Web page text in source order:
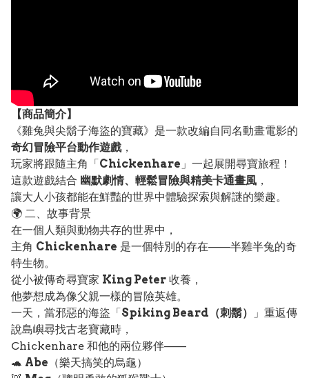
【商品簡介】
《雞兔與尖鬍子海盜的寶藏》是一款改編自同名動畫電影的
奇幻冒險平台動作遊戲，
玩家將跟隨主角「Chickenhare 」一起展開尋寶旅程！
這款遊戲結合 幽默劇情、輕鬆冒險與精美卡通畫風 ，
讓大人小孩都能在鮮豔的世界中體驗探索與解謎的樂趣。
🌍 二、故事背景
在一個人類與動物共存的世界中，
主角 Chickenhare 是一個特別的存在——半雞半兔的奇
特生物。
從小被傳奇尋寶家 King Peter 收養，
他夢想成為像父親一樣的冒險英雄。
一天，當邪惡的海盜「Spiking Beard（刺鬍）
」重返傳
說島嶼尋找古老寶藏時，
Chickenhare 和他的兩位夥伴——
🐢 Abe （樂天搞笑的烏龜）